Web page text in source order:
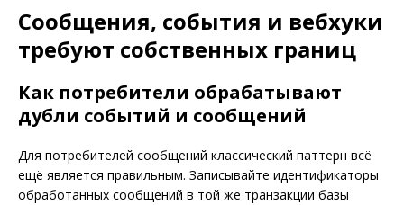
Сообщения, события и вебхуки
требуют собственных границ
Как потребители обрабатывают
дубли событий и сообщений
Для потребителей сообщений классический паттерн всё
ещё является правильным. Записывайте идентификаторы
обработанных сообщений в той же транзакции базы